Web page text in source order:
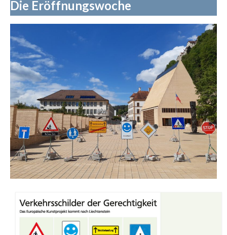
Die Eröffnungswoche